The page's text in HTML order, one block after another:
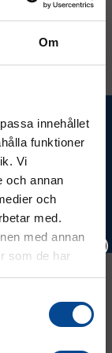
Om
innehållet
funktioner
Vi
och annan
och
med.
med annan
som de har
&